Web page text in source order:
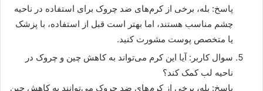
پاسخ: بله، برخی از کرم‌های ضد چروک برای استفاده در ناحیه
چشم مناسب هستند، اما بهتر است قبل از استفاده، با پزشک
یا متخصص پوست مشورت کنید.
سوال کاربر: آیا این کرم می‌تواند به کاهش چین و چروک در
ناحیه لب کمک کند؟
پاسخ: بله، برخی از کرم‌های ضد چروک می‌توانند به کاهش چین